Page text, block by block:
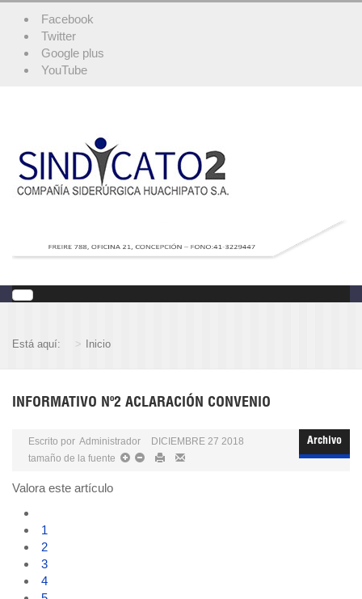
Facebook
Twitter
Google plus
YouTube
Está aquí: Inicio
INFORMATIVO Nº2 ACLARACIÓN CONVENIO
Archivo
Escrito por Administrador
DICIEMBRE 27 2018
tamaño de la fuente
Valora este artículo
1
2
3
4